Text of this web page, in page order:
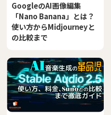
GoogleのAI画像編集
「Nano Banana」とは？
使い方からMidjourneyと
の比較まで